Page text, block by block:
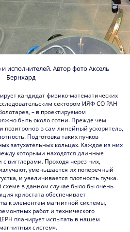
и исполнителей.Автор фото Аксель
Бернхард
кандидат физико-математических
сектором ИЯФ СО РАН
– в проектируемом
быть около сотни. Прежде чем
позитронов в сам линейный ускоритель,
Подготовка таких пучков
затухательных кольцах. Каждое из них
которыми находятся длинные
вигглерами. Проходя через них,
уменьшается их поперечный
и увеличивается плотность пучка.
схеме в данном случае было бы очень
криостата обеспечивает
к элементам магнитной системы,
работ и технического
планирует испытать в нашем
систем».